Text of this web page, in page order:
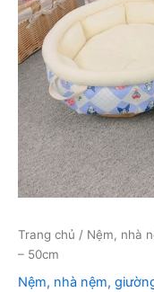
Trang chủ / Nệm, nhà
– 50cm
Nệm, nhà nệm,